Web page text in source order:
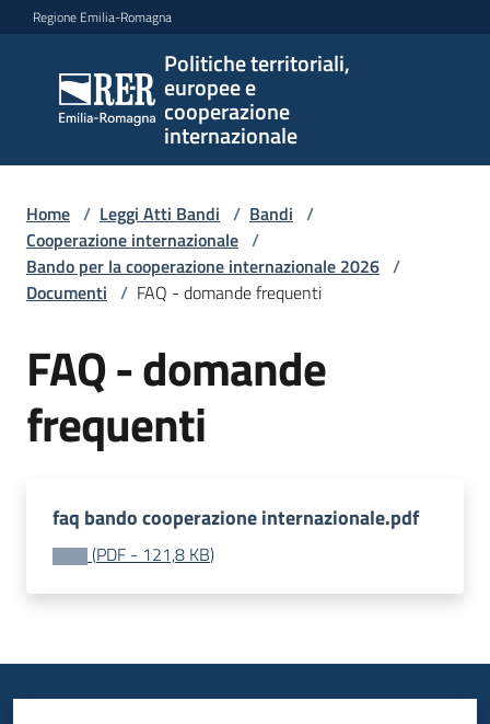
Vai al contenuto
Vai alla navigazione
Vai al footer
Regione Emilia-Romagna
Politiche territoriali,
europee e
cooperazione
internazionale
Politiche
territoriali,
europee e
cooperazione
Argomenti
Novità
Leggi
Atti
Bandi
Menu selezionato
Home / Leggi Atti Bandi / Bandi /
Cooperazione internazionale /
Bando per la cooperazione internazionale 2026 /
Documenti / FAQ - domande frequenti
FAQ - domande
frequenti
faq bando cooperazione internazionale.pdf
(PDF - 121,8 KB)